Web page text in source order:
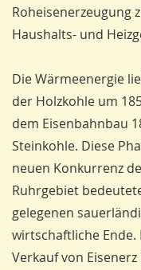
Roheisenerzeugung
Haushalts- und
Die Wärmeenergie
der Holzkohle um
dem Eisenbahnbau
Steinkohle. Diese
neuen Konkurrenz
Ruhrgebiet
gelegenen
wirtschaftliche
Verkauf von